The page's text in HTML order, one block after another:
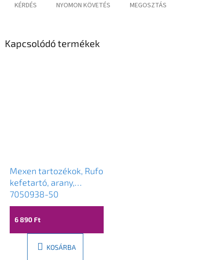
KÉRDÉS NYOMON KÖVETÉS MEGOSZTÁS
Kapcsolódó termékek
Mexen tartozékok, Rufo
kefetartó, arany,
7050938-50
6 890 Ft
KOSÁRBA